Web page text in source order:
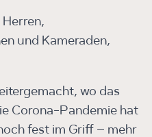
und Kameraden,
wo das
Corona-Pandemie hat
fest im Griff – mehr